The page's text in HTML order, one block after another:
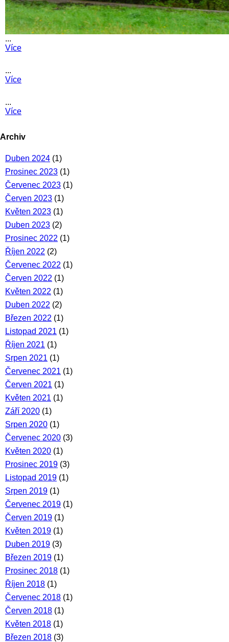
...
Více
...
Více
...
Více
Archiv
Duben 2024 (1)
Prosinec 2023 (1)
Červenec 2023 (1)
Červen 2023 (1)
Květen 2023 (1)
Duben 2023 (2)
Prosinec 2022 (1)
Říjen 2022 (2)
Červenec 2022 (1)
Červen 2022 (1)
Květen 2022 (1)
Duben 2022 (2)
Březen 2022 (1)
Listopad 2021 (1)
Říjen 2021 (1)
Srpen 2021 (1)
Červenec 2021 (1)
Červen 2021 (1)
Květen 2021 (1)
Září 2020 (1)
Srpen 2020 (1)
Červenec 2020 (3)
Květen 2020 (1)
Prosinec 2019 (3)
Listopad 2019 (1)
Srpen 2019 (1)
Červenec 2019 (1)
Červen 2019 (1)
Květen 2019 (1)
Duben 2019 (3)
Březen 2019 (1)
Prosinec 2018 (1)
Říjen 2018 (1)
Červenec 2018 (1)
Červen 2018 (1)
Květen 2018 (1)
Březen 2018 (3)